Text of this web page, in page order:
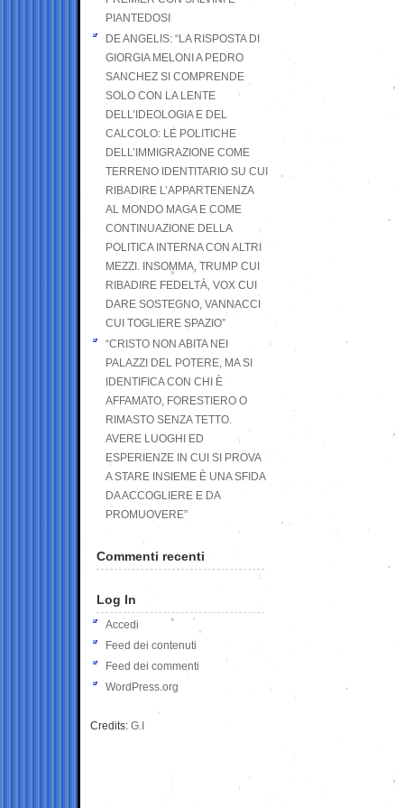
PIANTEDOSI
DE ANGELIS: “LA RISPOSTA DI
GIORGIA MELONI A PEDRO
SANCHEZ SI COMPRENDE
SOLO CON LA LENTE
DELL’IDEOLOGIA E DEL
CALCOLO: LE POLITICHE
DELL’IMMIGRAZIONE COME
TERRENO IDENTITARIO SU CUI
RIBADIRE L’APPARTENENZA
AL MONDO MAGA E COME
CONTINUAZIONE DELLA
POLITICA INTERNA CON ALTRI
MEZZI. INSOMMA, TRUMP CUI
RIBADIRE FEDELTÀ, VOX CUI
DARE SOSTEGNO, VANNACCI
CUI TOGLIERE SPAZIO”
“CRISTO NON ABITA NEI
PALAZZI DEL POTERE, MA SI
IDENTIFICA CON CHI È
AFFAMATO, FORESTIERO O
RIMASTO SENZA TETTO.
AVERE LUOGHI ED
ESPERIENZE IN CUI SI PROVA
A STARE INSIEME È UNA SFIDA
DA ACCOGLIERE E DA
PROMUOVERE”
Commenti recenti
Log In
Accedi
Feed dei contenuti
Feed dei commenti
WordPress.org
Credits: G.I